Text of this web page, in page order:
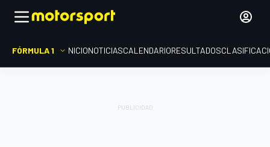
FÓRMULA 1 INICIONOTICIASCALENDARIORESULTADOS